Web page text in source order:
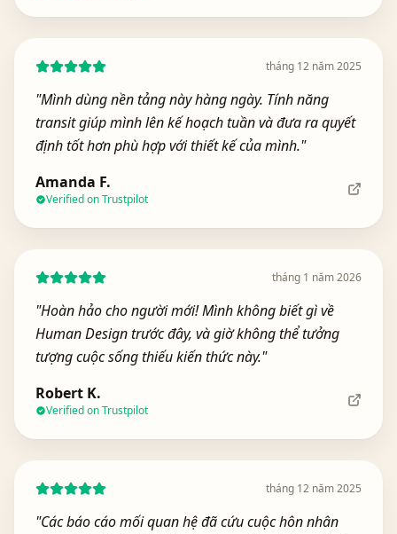
tháng 12 năm 2025
"Mình dùng nền tảng này hàng ngày. Tính năng
transit giúp mình lên kế hoạch tuần và đưa ra quyết
định tốt hơn phù hợp với thiết kế của mình."
Amanda F.
Verified on Trustpilot
tháng 1 năm 2026
"Hoàn hảo cho người mới! Mình không biết gì về
Human Design trước đây, và giờ không thể tưởng
tượng cuộc sống thiếu kiến thức này."
Robert K.
Verified on Trustpilot
tháng 12 năm 2025
"Các báo cáo mối quan hệ đã cứu cuộc hôn nhân